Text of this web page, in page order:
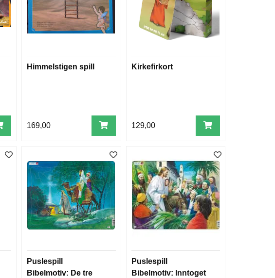
Himmelstigen spill
169,00
Kirkefirkort
129,00
Puslespill
Bibelmotiv: De tre
Puslespill
Bibelmotiv: Inntoget